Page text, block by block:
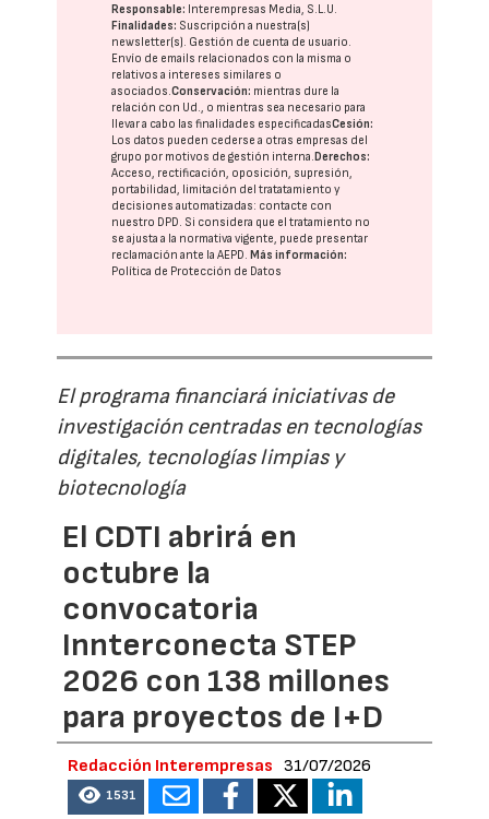
Responsable: Interempresas Media, S.L.U.
Finalidades: Suscripción a nuestra(s)
newsletter(s). Gestión de cuenta de usuario.
Envío de emails relacionados con la misma o
relativos a intereses similares o
asociados.Conservación: mientras dure la
relación con Ud., o mientras sea necesario para
llevar a cabo las finalidades especificadasCesión:
Los datos pueden cederse a otras empresas del
grupo por motivos de gestión interna.Derechos:
Acceso, rectificación, oposición, supresión,
portabilidad, limitación del tratatamiento y
decisiones automatizadas: contacte con
nuestro DPD. Si considera que el tratamiento no
se ajusta a la normativa vigente, puede presentar
reclamación ante laAEPD.Más información:
Política de Protección de Datos
El programa financiará iniciativas de
investigación centradas en tecnologías
digitales, tecnologías limpias y
biotecnología
El CDTI abrirá en
octubre la
convocatoria
Innterconecta STEP
2026 con 138 millones
para proyectos de I+D
Redacción Interempresas 31/07/2026
1531